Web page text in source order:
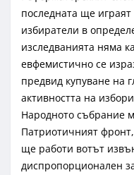
последната ще
избиратели в
изследванията няма
евфемистично се
предвид купуване на
активността на
Народното събрание
Патриотичният
ще работи вотът
диспропорционален